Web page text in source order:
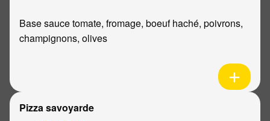
Base sauce tomate, fromage, boeuf haché, poivrons,
champignons, olives
Pizza savoyarde